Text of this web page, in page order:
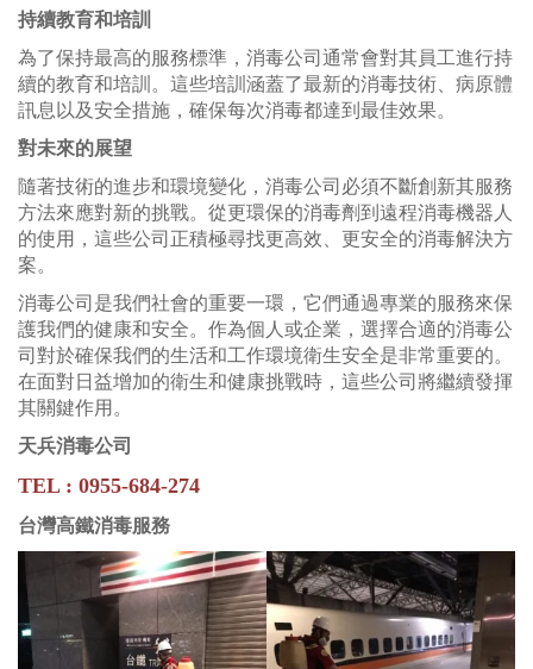
持續教育和培訓
為了保持最高的服務標準，消毒公司通常會對其員工進行持
續的教育和培訓。這些培訓涵蓋了最新的消毒技術、病原體
訊息以及安全措施，確保每次消毒都達到最佳效果。
對未來的展望
隨著技術的進步和環境變化，消毒公司必須不斷創新其服務
方法來應對新的挑戰。從更環保的消毒劑到遠程消毒機器人
的使用，這些公司正積極尋找更高效、更安全的消毒解決方
案。
消毒公司是我們社會的重要一環，它們通過專業的服務來保
護我們的健康和安全。作為個人或企業，選擇合適的消毒公
司對於確保我們的生活和工作環境衛生安全是非常重要的。
在面對日益增加的衛生和健康挑戰時，這些公司將繼續發揮
其關鍵作用。
天兵消毒公司
TEL : 0955-684-274
台灣高鐵消毒服務